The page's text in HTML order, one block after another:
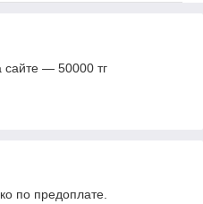
— 50000 тг
по предоплате.